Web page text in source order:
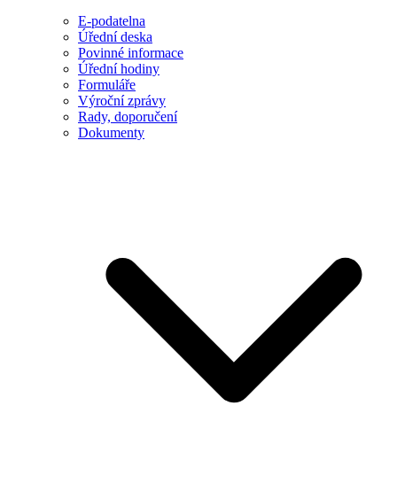
E-podatelna
Úřední deska
Povinné informace
Úřední hodiny
Formuláře
Výroční zprávy
Rady, doporučení
Dokumenty